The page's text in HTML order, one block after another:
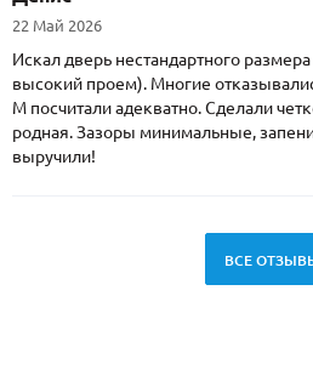
22 Май 2026
Искал дверь нестандартного
высокий проем). Многие
М посчитали адекватно. Сделали
родная. Зазоры минимальные,
выручили!
ВСЕ